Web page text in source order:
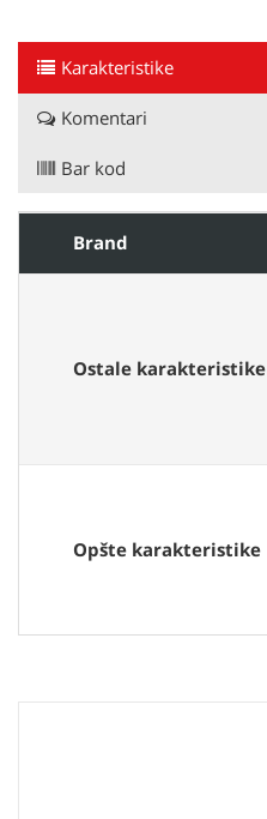
Karakteristike
Komentari
Bar kod
Brand
Ostale karakteristike
Opšte karakteristike